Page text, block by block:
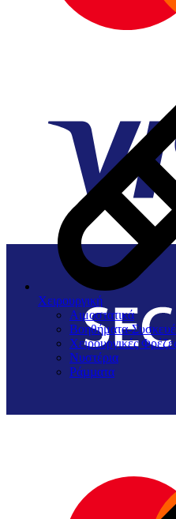
Χειρουργική
Αιμοστατικά
Βοηθήματα-
Χειρουργικές
Νυστέρια
Ράµµατα